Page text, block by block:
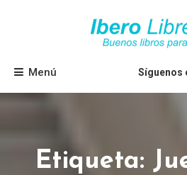
Ibero
Menú Síguenos
Etiqueta: